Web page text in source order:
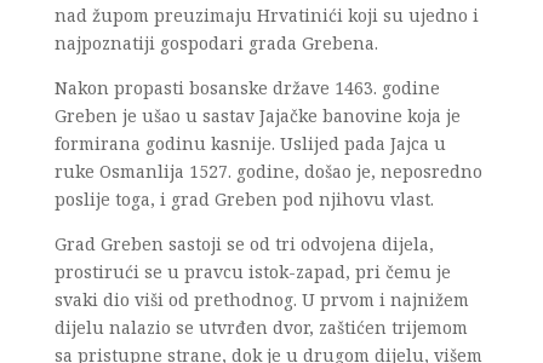
nad župom preuzimaju Hrvatinići koji su ujedno i
najpoznatiji gospodari grada Grebena.
Nakon propasti bosanske države 1463. godine
Greben je ušao u sastav Jajačke banovine koja je
formirana godinu kasnije. Uslijed pada Jajca u
ruke Osmanlija 1527. godine, došao je, neposredno
poslije toga, i grad Greben pod njihovu vlast.
Grad Greben sastoji se od tri odvojena dijela,
prostirući se u pravcu istok-zapad, pri čemu je
svaki dio viši od prethodnog. U prvom i najnižem
dijelu nalazio se utvrđen dvor, zaštićen trijemom
sa pristupne strane, dok je u drugom dijelu, višem